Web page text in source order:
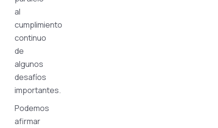
al
cumplimiento
continuo
de
algunos
desafíos
importantes.
Podemos
afirmar